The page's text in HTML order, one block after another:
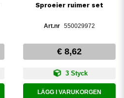
Sproeier ruimer set
550029972
€ 8,62
3 Styck
LÄGG I VARUKORGEN